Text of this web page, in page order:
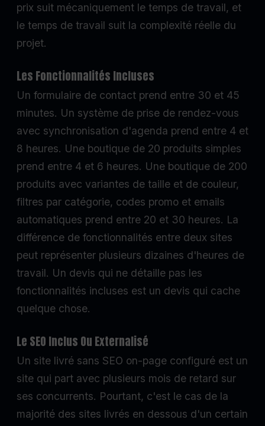
prix suit mécaniquement le temps de travail, et
le temps de travail suit la complexité réelle du
projet.
Les Fonctionnalités Incluses
Un formulaire de contact prend entre 30 et 45
minutes. Un système de prise de rendez-vous
avec synchronisation d'agenda prend entre 4 et
8 heures. Une boutique de 20 produits simples
prend entre 4 et 6 heures. Une boutique de 200
produits avec variantes de taille et de couleur,
filtres par catégorie, codes promo et emails
automatiques prend entre 20 et 30 heures. La
différence de fonctionnalités entre deux sites
peut représenter plusieurs dizaines d'heures de
travail. Un devis qui ne détaille pas les
fonctionnalités incluses est un devis qui cache
quelque chose.
Le SEO Inclus Ou Externalisé
Un site livré sans SEO on-page configuré est un
site qui part avec plusieurs mois de retard sur
ses concurrents. Pourtant, c'est le cas de la
majorité des sites livrés en dessous d'un certain